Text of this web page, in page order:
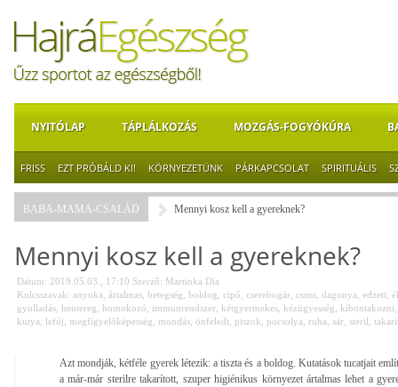
NYITÓLAP TÁPLÁLKOZÁS MOZGÁS-FOGYÓKÚRA
FRISS EZT PRÓBÁLD KI! KÖRNYEZETÜNK PÁRKAPCSOLAT SPIRITUÁLIS
BABA-MAMA-CSALÁD Mennyi kosz kell a gyereknek?
Mennyi kosz kell a gyereknek?
Dátum: 2019.05.03., 17:10 Szerző: Martinka Dia
Kulcsszavak: anyuka ártalmas betegség boldog cipő cserebogár cumi dagonya edzett
gyulladás hentereg homokozó immunrendszer kétgyermekes kézügyesség kibontakozni
kutya
lefúj megfigyelőképesség mondás önfeledt piszok pocsolya ruha sár steril
Azt mondják, kétféle gyerek létezik: a tiszta és a boldog. Kutatások tucatjait
a már-már sterilre takarított, szuper higiénikus környezet ártalmas lehet a